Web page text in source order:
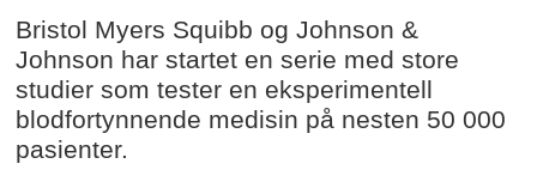
Bristol Myers Squibb og Johnson &
Johnson har startet en serie med store
studier som tester en eksperimentell
blodfortynnende medisin på nesten 50 000
pasienter.